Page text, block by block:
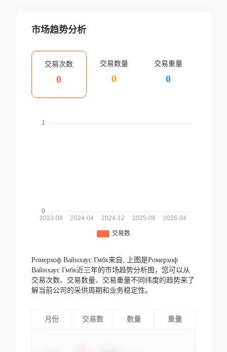
市场趋势分析
交易次数
0
交易数量
0
交易重量
0
Ромерхоф Вайнхаус Гмбх来自,
上图是Ромерхоф
Вайнхаус Гмбх近三年的市场趋势分析图，您可以从
交易次数、交易数量、交易重量不同纬度的趋势来了
解当前公司的采供周期和业务稳定性。
月份 交易数 数量 重量